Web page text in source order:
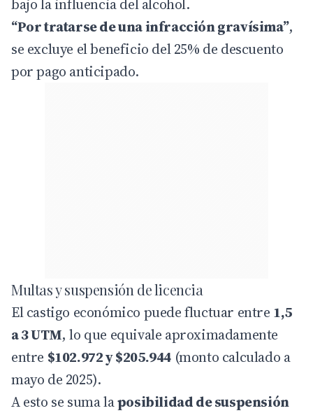
bajo la influencia del alcohol.
“Por tratarse de una infracción gravísima”,
se excluye el beneficio del 25% de descuento
por pago anticipado.
Multas y suspensión de licencia
El castigo económico puede fluctuar entre 1,5
a 3 UTM, lo que equivale aproximadamente
entre $102.972 y $205.944 (monto calculado a
mayo de 2025).
A esto se suma laposibilidad de suspensión